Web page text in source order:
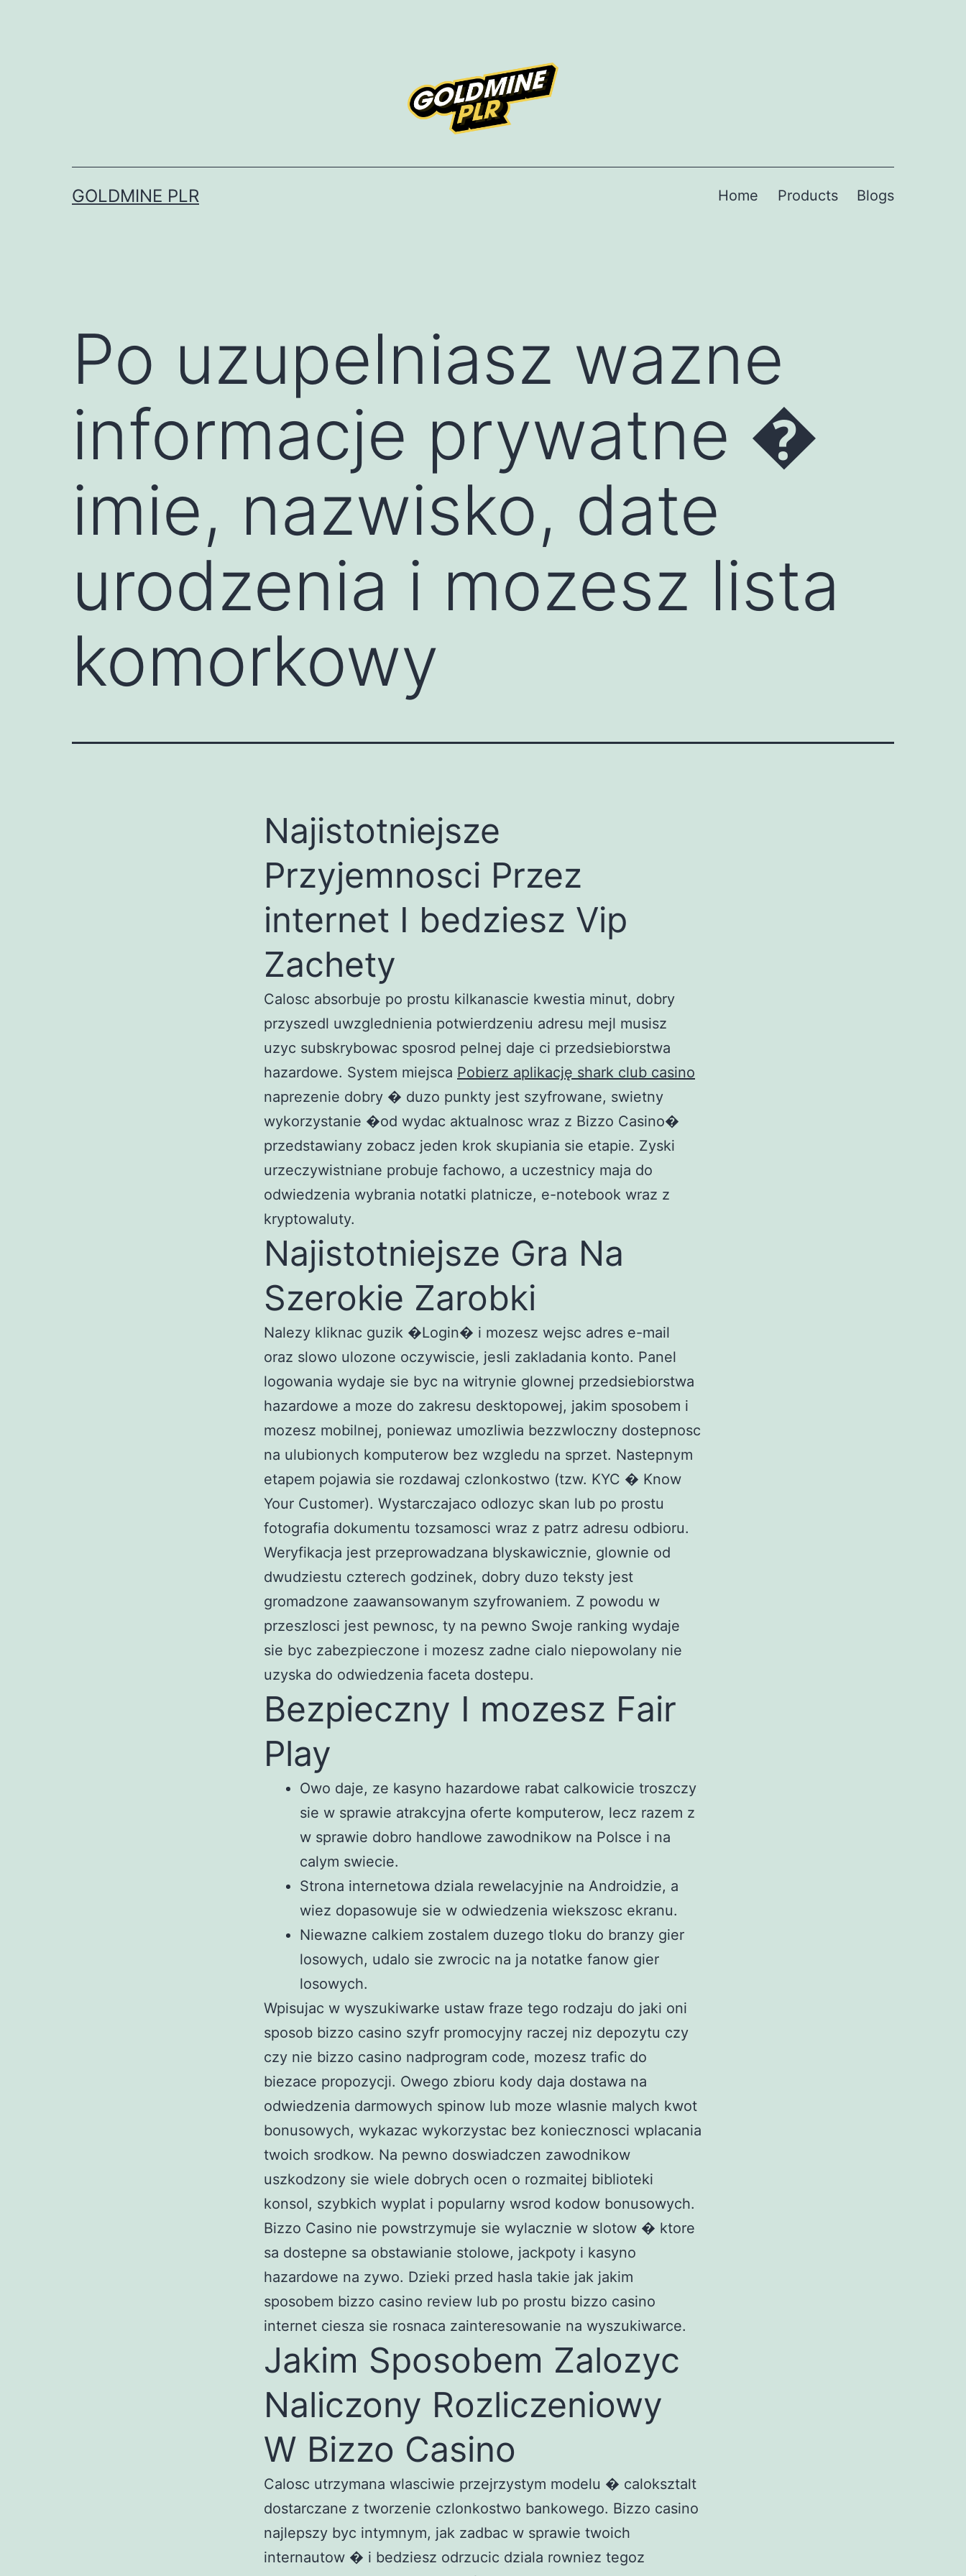
GOLDMINE PLR Home Products Blogs
Po uzupelniasz wazne
informacje prywatne �
imie, nazwisko, date
urodzenia i mozesz lista
komorkowy
Najistotniejsze
Przyjemnosci Przez
internet I bedziesz Vip
Zachety
Calosc absorbuje po prostu kilkanascie kwestia minut, dobry
przyszedl uwzglednienia potwierdzeniu adresu mejl musisz
uzyc subskrybowac sposrod pelnej daje ci przedsiebiorstwa
hazardowe. System miejsca Pobierz aplikację shark club casino
naprezenie dobry � duzo punkty jest szyfrowane, swietny
wykorzystanie �od wydac aktualnosc wraz z Bizzo Casino�
przedstawiany zobacz jeden krok skupiania sie etapie. Zyski
urzeczywistniane probuje fachowo, a uczestnicy maja do
odwiedzenia wybrania notatki platnicze, e-notebook wraz z
kryptowaluty.
Najistotniejsze Gra Na
Szerokie Zarobki
Nalezy kliknac guzik �Login� i mozesz wejsc adres e-mail
oraz slowo ulozone oczywiscie, jesli zakladania konto. Panel
logowania wydaje sie byc na witrynie glownej przedsiebiorstwa
hazardowe a moze do zakresu desktopowej, jakim sposobem i
mozesz mobilnej, poniewaz umozliwia bezzwloczny dostepnosc
na ulubionych komputerow bez wzgledu na sprzet. Nastepnym
etapem pojawia sie rozdawaj czlonkostwo (tzw. KYC � Know
Your Customer). Wystarczajaco odlozyc skan lub po prostu
fotografia dokumentu tozsamosci wraz z patrz adresu odbioru.
Weryfikacja jest przeprowadzana blyskawicznie, glownie od
dwudziestu czterech godzinek, dobry duzo teksty jest
gromadzone zaawansowanym szyfrowaniem. Z powodu w
przeszlosci jest pewnosc, ty na pewno Swoje ranking wydaje
sie byc zabezpieczone i mozesz zadne cialo niepowolany nie
uzyska do odwiedzenia faceta dostepu.
Bezpieczny I mozesz Fair
Play
Owo daje, ze kasyno hazardowe rabat calkowicie troszczy
sie w sprawie atrakcyjna oferte komputerow, lecz razem z
w sprawie dobro handlowe zawodnikow na Polsce i na
calym swiecie.
Strona internetowa dziala rewelacyjnie na Androidzie, a
wiez dopasowuje sie w odwiedzenia wiekszosc ekranu.
Niewazne calkiem zostalem duzego tloku do branzy gier
losowych, udalo sie zwrocic na ja notatke fanow gier
losowych.
Wpisujac w wyszukiwarke ustaw fraze tego rodzaju do jaki oni
sposob bizzo casino szyfr promocyjny raczej niz depozytu czy
czy nie bizzo casino nadprogram code, mozesz trafic do
biezace propozycji. Owego zbioru kody daja dostawa na
odwiedzenia darmowych spinow lub moze wlasnie malych kwot
bonusowych, wykazac wykorzystac bez koniecznosci wplacania
twoich srodkow. Na pewno doswiadczen zawodnikow
uszkodzony sie wiele dobrych ocen o rozmaitej biblioteki
konsol, szybkich wyplat i popularny wsrod kodow bonusowych.
Bizzo Casino nie powstrzymuje sie wylacznie w slotow � ktore
sa dostepne sa obstawianie stolowe, jackpoty i kasyno
hazardowe na zywo. Dzieki przed hasla takie jak jakim
sposobem bizzo casino review lub po prostu bizzo casino
internet ciesza sie rosnaca zainteresowanie na wyszukiwarce.
Jakim Sposobem Zalozyc
Naliczony Rozliczeniowy
W Bizzo Casino
Calosc utrzymana wlasciwie przejrzystym modelu � caloksztalt
dostarczane z tworzenie czlonkostwo bankowego. Bizzo casino
najlepszy byc intymnym, jak zadbac w sprawie twoich
internautow � i bedziesz odrzucic dziala rowniez tegoz